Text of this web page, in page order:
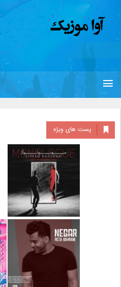
پست های ویژه
دانلود آلبوم جدید سیروان
خسروی بنام مونولوگ